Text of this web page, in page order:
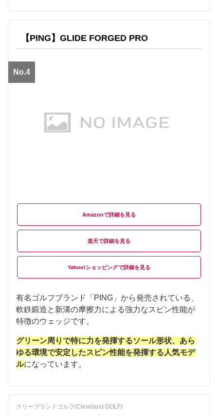
【PING】GLIDE FORGED PRO
No.4
Amazon
楽天
Yahoo!ショッピング
有名ゴルフブランド「PING」から発売されている、
軟鉄鍛造と新溝の摩擦力による強力なスピン性能が
特徴のウェッジです。
グリーン周りで特に力を発揮するソール形状、あら
ゆる環境で安定したスピン性能を発揮する人気モデ
ルになっています。
クリーブランドゴルフ(Cleveland GOLF)